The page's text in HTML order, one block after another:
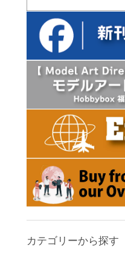
カテゴリーから探す